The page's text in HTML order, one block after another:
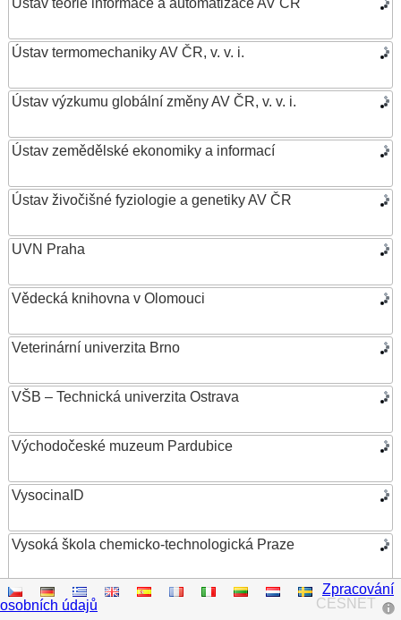
Ústav teorie informace a automatizace AV ČR
Ústav termomechaniky AV ČR, v. v. i.
Ústav výzkumu globální změny AV ČR, v. v. i.
Ústav zemědělské ekonomiky a informací
Ústav živočišné fyziologie a genetiky AV ČR
UVN Praha
Vědecká knihovna v Olomouci
Veterinární univerzita Brno
VŠB – Technická univerzita Ostrava
Východočeské muzeum Pardubice
VysocinaID
Vysoká škola chemicko-technologická Praze
Vysoká škola ekonomická v Praze
CESNET
Zpracování
osobních údajů